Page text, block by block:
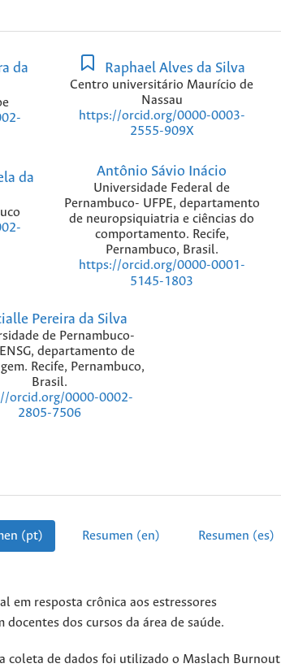
da
Raphael Alves da Silva
Centro universitário Maurício de
Nassau
https://orcid.org/0000-0003-
2555-909X
da
Antônio Sávio Inácio
Universidade Federal de
Pernambuco- UFPE, departamento
de neuropsiquiatria e ciências do
comportamento. Recife,
Pernambuco, Brasil.
https://orcid.org/0000-0001-
5145-1803
Pereira da Silva
de Pernambuco-
departamento de
Recife, Pernambuco,
Brasil.
orcid.org/0000-0002-
2805-7506
(pt) Resumen (en) Resumen (es)
em resposta crônica aos estressores
dos cursos da área de saúde.
coleta de dados foi utilizado o Maslach Burnout